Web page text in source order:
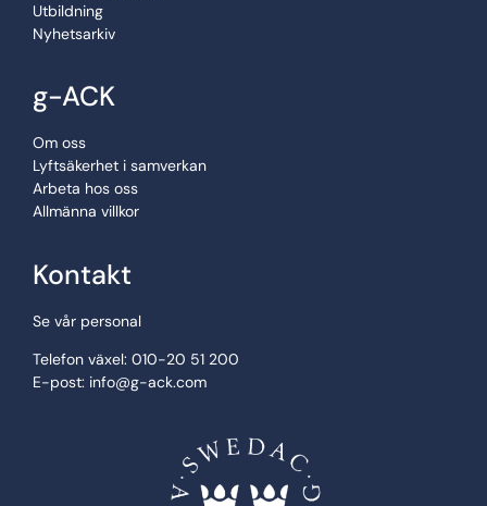
Utbildning
Nyhetsarkiv
g-ACK
Om oss
Lyftsäkerhet i samverkan
Arbeta hos oss
Allmänna villkor
Kontakt
Se vår personal
Telefon växel: 010-20 51 200
E-post: info@g-ack.com